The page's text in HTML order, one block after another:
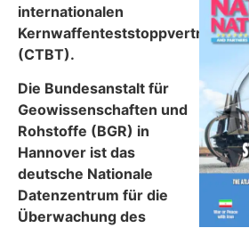
internationalen
Kernwaffenteststoppvertrages
(CTBT).
Die Bundesanstalt für
Geowissenschaften und
Rohstoffe (BGR) in
Hannover ist das
deutsche Nationale
Datenzentrum für die
Überwachung des